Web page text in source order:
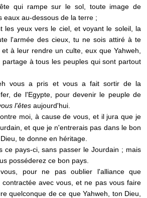
qui rampe sur le sol, toute image de
eaux au-dessous de la terre ;
les yeux vers le ciel, et voyant le soleil, la
l'armée des cieux, tu ne sois attiré à te
à leur rendre un culte, eux que Yahweh,
à tous les peuples qui sont partout
vous a pris et vous a fait sortir de la
de l'Egypte, pour devenir le peuple de
l'êtes aujourd'hui.
moi, à cause de vous, et il jura que je
et que je n'entrerais pas dans le bon
te donne en héritage.
ce pays-ci, sans passer le Jourdain ; mais
posséderez ce bon pays.
pour ne pas oublier l'alliance que
avec vous, et ne pas vous faire
quelconque de ce que Yahweh, ton Dieu,